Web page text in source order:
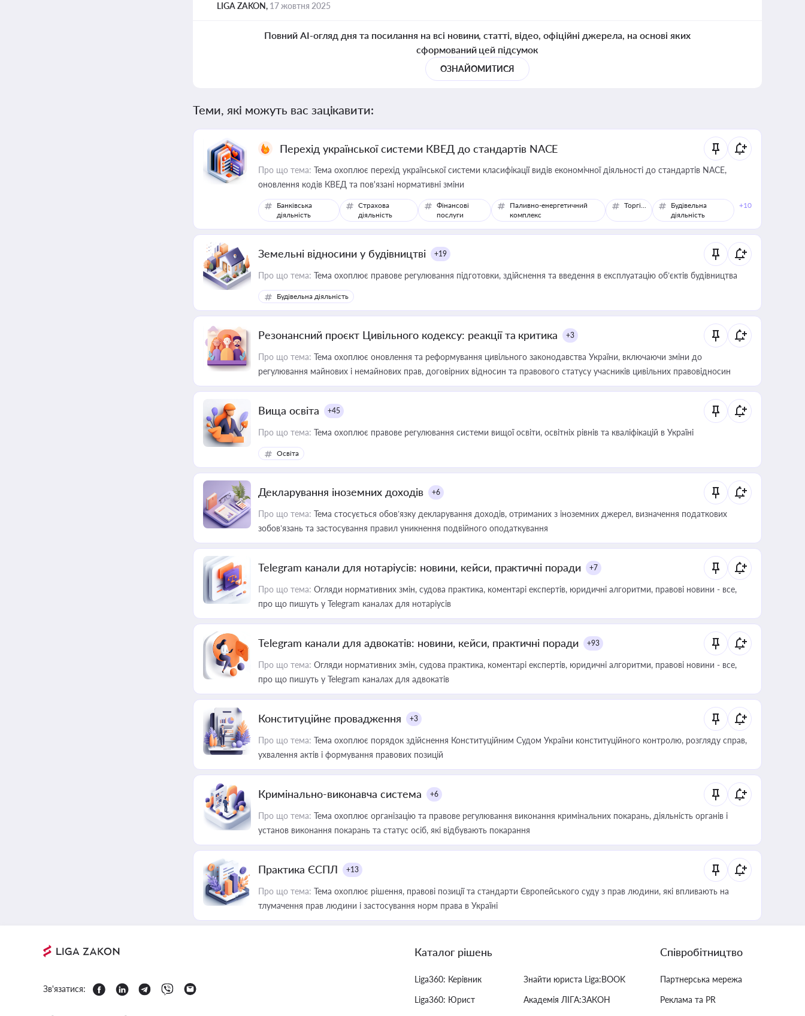
LIGA ZAKON, 17 жовтня 2025
Повний AI-огляд дня та посилання на всі новини, статті, відео, офіційні джерела, на основі яких
сформований цей підсумок
ОЗНАЙОМИТИСЯ
Теми, які можуть вас зацікавити:
Перехід української системи КВЕД до стандартів NACE
Про що тема: Тема охоплює перехід української системи класифікації видів економічної діяльності до стандартів NACE,
оновлення кодів КВЕД та пов'язані нормативні зміни
Банківська
діяльність
Страхова
діяльність
Фінансові
послуги
Паливно-енергетичний
комплекс
Торгівля
Будівельна
діяльність
+10
Земельні відносини у будівництві +19
Про що тема: Тема охоплює правове регулювання підготовки, здійснення та введення в експлуатацію об’єктів будівництва
Будівельна діяльність
Резонансний проєкт Цивільного кодексу: реакції та критика +3
Про що тема: Тема охоплює оновлення та реформування цивільного законодавства України, включаючи зміни до
регулювання майнових і немайнових прав, договірних відносин та правового статусу учасників цивільних правовідносин
Вища освіта +45
Про що тема: Тема охоплює правове регулювання системи вищої освіти, освітніх рівнів та кваліфікацій в Україні
Освіта
Декларування іноземних доходів +6
Про що тема: Тема стосується обов’язку декларування доходів, отриманих з іноземних джерел, визначення податкових
зобов’язань та застосування правил уникнення подвійного оподаткування
Telegram канали для нотаріусів: новини, кейси, практичні поради +7
Про що тема: Огляди нормативних змін, судова практика, коментарі експертів, юридичні алгоритми, правові новини - все,
про що пишуть у Telegram каналах для нотаріусів
Telegram канали для адвокатів: новини, кейси, практичні поради +93
Про що тема: Огляди нормативних змін, судова практика, коментарі експертів, юридичні алгоритми, правові новини - все,
про що пишуть у Telegram каналах для адвокатів
Конституційне провадження +3
Про що тема: Тема охоплює порядок здійснення Конституційним Судом України конституційного контролю, розгляду справ,
ухвалення актів і формування правових позицій
Кримінально-виконавча система +6
Про що тема: Тема охоплює організацію та правове регулювання виконання кримінальних покарань, діяльність органів і
установ виконання покарань та статус осіб, які відбувають покарання
Практика ЄСПЛ +13
Про що тема: Тема охоплює рішення, правові позиції та стандарти Європейського суду з прав людини, які впливають на
тлумачення прав людини і застосування норм права в Україні
Зв'язатися:
Каталог рішень
Liga360: Керівник
Liga360: Юрист
Знайти юриста Liga:BOOK
Академія ЛІГА:ЗАКОН
Співробітництво
Партнерська мережа
Реклама та PR